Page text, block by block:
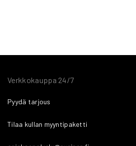
Verkkokauppa 24/7
Pyydä tarjous
Tilaa kullan myyntipaketti